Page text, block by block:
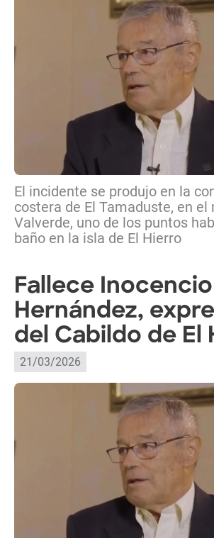
El incidente se produjo en la
costera de El Tamaduste, en el
Valverde, uno de los puntos
baño en la isla de El Hierro
Fallece Inocencio
Hernández,
del Cabildo de El
21/03/2026